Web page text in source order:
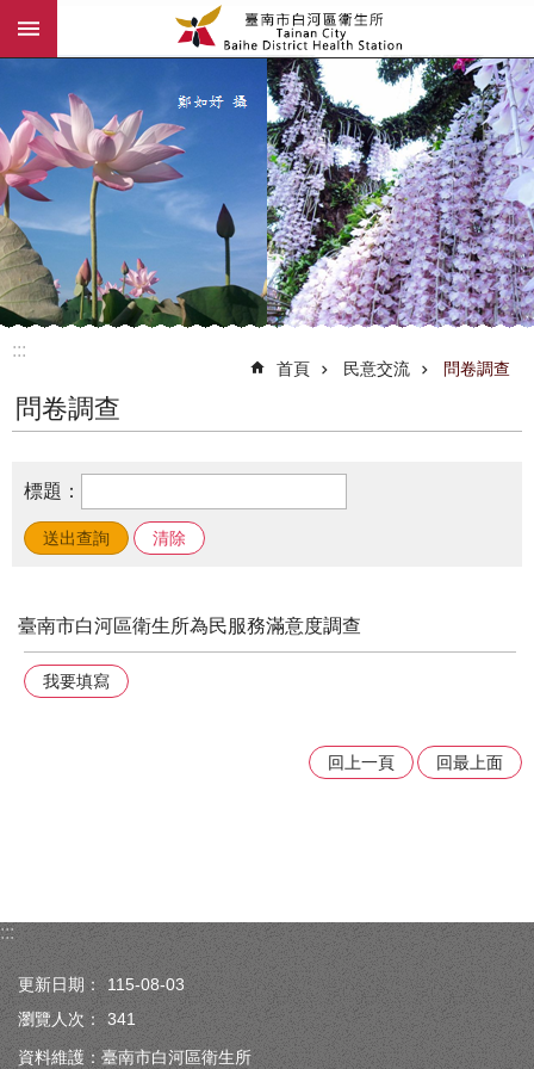
跳到主要內容區塊
:::
首頁 民意交流 問卷調查
問卷調查
標題：
臺南市白河區衛生所為民服務滿意度調查
我要填寫
回上一頁 回最上面
:::
更新日期：
115-08-03
瀏覽人次：
341
資料維護：臺南市白河區衛生所